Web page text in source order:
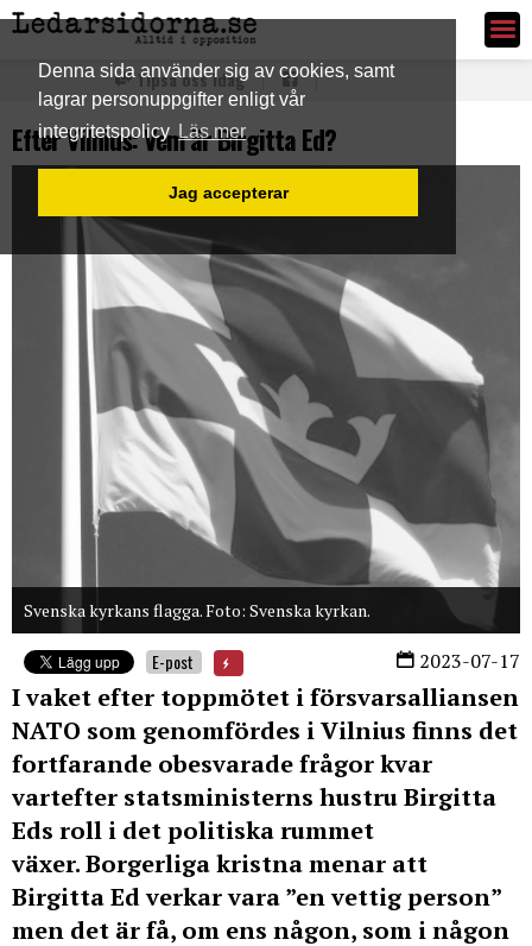
Denna sida använder sig av cookies, samt
lagrar personuppgifter enligt vår
integritetspolicy Läs mer
Jag accepterar
Ledarsidorna.se
Tipsa oss idag
Efter Vilnius: Vem är Birgitta Ed?
Svenska kyrkans flagga. Foto: Svenska kyrkan.
2023-07-17
E-post
I vaket efter toppmötet i försvarsalliansen
NATO som genomfördes i Vilnius finns det
fortfarande obesvarade frågor kvar
vartefter statsministerns hustru Birgitta
Eds roll i det politiska rummet
växer. Borgerliga kristna menar att
Birgitta Ed verkar vara ”en vettig person”
men det är få, om ens någon, som i någon